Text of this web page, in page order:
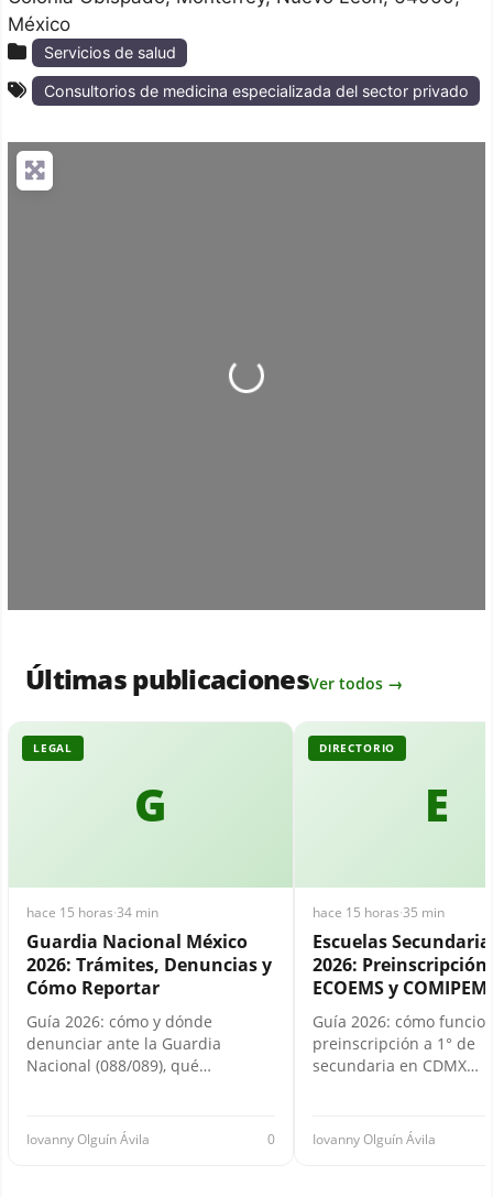
México
Servicios de salud
Consultorios de medicina especializada del sector privado
Loading...
Últimas publicacionesVer todos →
G
LEGAL
hace 15 horas·34 min
Guardia Nacional México
2026: Trámites, Denuncias y
Cómo Reportar
Guía 2026: cómo y dónde
denunciar ante la Guardia
Nacional (088/089), qué…
Iovanny Olguín Ávila 0
E
DIRECTORIO
hace 15 horas·35 min
Escuelas
2026: Preinscripción,
ECOEMS y
Guía 2026: cómo
preinscripción a 1° de
secundaria en CDMX…
Iovanny Olguín Ávila